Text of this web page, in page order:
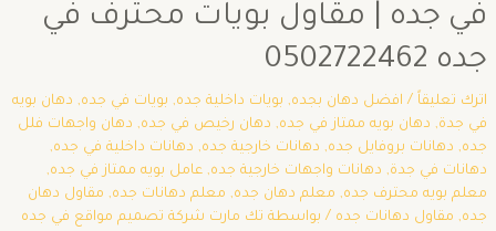
في جده | مقاول بويات محترف في
جده 0502722462
اترك تعليقاً / افضل دهان بجده, بويات داخلية جده, بويات في جده, دهان بويه
في جدة, دهان بويه ممتاز في جده, دهان رخيص في جده, دهان واجهات فلل
جده, دهانات بروفايل جده, دهانات خارجية جده, دهانات داخلية في جده,
دهانات في جدة, دهانات واجهات خارجية جده, عامل بويه ممتاز في جده,
معلم بويه محترف جده, معلم دهان جده, معلم دهانات جده, مقاول دهان
جده, مقاول دهانات جده / بواسطة تك مارت شركة تصميم مواقع في جده